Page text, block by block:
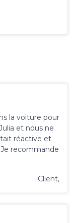
la voiture pour
et nous ne
réactive et
recommande
-Client,